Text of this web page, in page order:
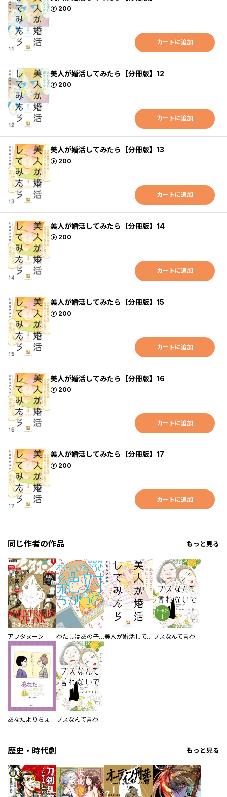
200
ポイント
カートに追加
美人が婚活してみたら【分冊版】12
200
ポイント
カートに追加
美人が婚活してみたら【分冊版】13
200
ポイント
カートに追加
美人が婚活してみたら【分冊版】14
200
ポイント
カートに追加
美人が婚活してみたら【分冊版】15
200
ポイント
カートに追加
美人が婚活してみたら【分冊版】16
200
ポイント
カートに追加
美人が婚活してみたら【分冊版】17
200
ポイント
カートに追加
同じ作者の作品 もっと見る
アフタヌーン わたしはあの子と絶対ちがうの 美人が婚活してみたら ブスなんて言わないで 分冊版
あなたよりちょっとマシな私でいたい。 ブスなんて言わないで
歴史・時代劇 もっと見る